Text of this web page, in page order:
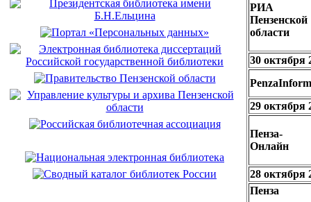
РИА
Пензенской
области
30 октября
PenzaInform
29 октября
Пенза-
Онлайн
28 октября
Пенза